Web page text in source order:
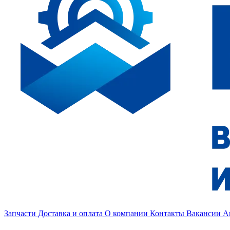
Запчасти Доставка и оплата О компании Контакты Вакансии